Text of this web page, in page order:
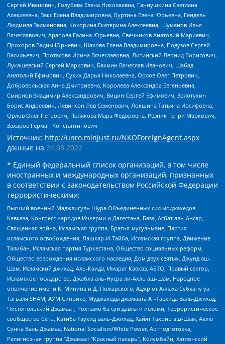
Сергей Иванович, Голубева Елена Николаевна, Ганнушкина Светлана
Алексеевна, Закс Елена Владимировна, Буртина Елена Юрьевна, Гендель
Людмила Залмановна, Кокорина Екатерина Алексеевна, Шуманов Илья
Вячеславович, Арапова Галина Юрьевна, Свечников Анатолий Мариевич,
Прохоров Вадим Юрьевич, Шахова Елена Владимировна, Подузов Сергей
Васильевич, Протасова Ирина Вячеславовна, Литинский Леонид Борисович,
Лукашевский Сергей Маркович, Бахмин Вячеслав Иванович, Шабад
Анатолий Ефимович, Сухих Дарья Николаевна, Орлов Олег Петрович,
Добровольская Анна Дмитриевна, Королева Александра Евгеньевна,
Смирнов Владимир Александрович, Вицин Сергей Ефимович, Золотухин
Борис Андреевич, Левинсон Лев Семенович, Локшина Татьяна Иосифовна,
Орлов Олег Петрович, Полякова Мара Федоровна, Резник Генри Маркович,
Захаров Герман Константинович
Источник: http://unro.minjust.ru/NKOForeignAgent.aspx
данные на 24.03.2022
* Единый федеральный список организаций, в том числе
иностранных и международных организаций, признанных
в соответствии с законодательством Российской Федерации
террористическими:
Высший военный Маджлисуль Шура Объединенных сил моджахедов
Кавказа, Конгресс народов Ичкерии и Дагестана, База, Асбат аль-Ансар,
Священная война, Исламская группа, Братья-мусульмане, Партия
исламского освобождения, Лашкар-И-Тайба, Исламская группа, Движение
Талибан, Исламская партия Туркестана, Общество социальных реформ,
Общество возрождения исламского наследия, Дом двух святых, Джунд аш-
Шам, Исламский джихад, Аль-Каида, Имарат Кавказ, АБТО, Правый сектор,
Исламское государство, Джабха аль-Нусра ли-Ахль аш-Шам, Народное
ополчение имени К. Минина и Д. Пожарского, Аджр от Аллаха Субхану уа
Тагьаля SHAM, АУМ Синрике, Муджахеды джамаата Ат-Тавхида Валь-Джихад,
Чистопольский Джамаат, Рохнамо ба суи давлати исломи, Террористическое
сообщество Сеть, Катиба Таухид валь-Джихад, Хайят Тахрир аш-Шам, Ахлю
Сунна Валь Джамаа, National Socialism/White Power, Артподготовка,
Религиозная группа “Джамаат “Красный пахарь”, Колумбайн, Хатлонский